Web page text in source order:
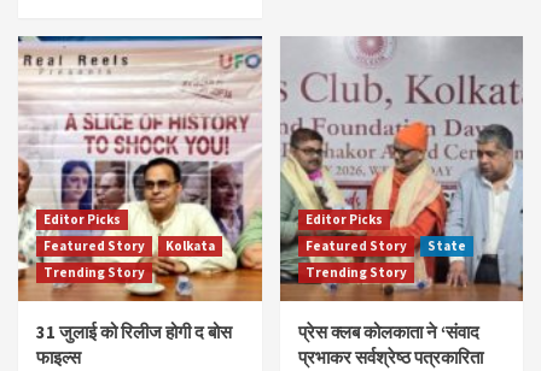
Editor Picks
Featured Story
Kolkata
Trending Story
31 जुलाई को रिलीज होगी द बोस
फाइल्स
Editor Picks
Featured Story
State
Trending Story
प्रेस क्लब कोलकाता ने ‘संवाद
प्रभाकर सर्वश्रेष्ठ पत्रकारिता